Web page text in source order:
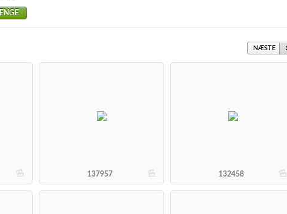
NÆSTE
b b
137957 b
132458